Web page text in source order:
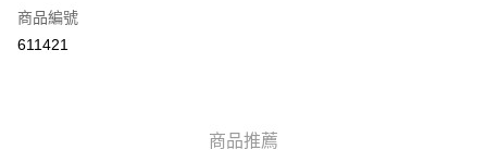
Apple Pay
商品編號
611421
商品推薦